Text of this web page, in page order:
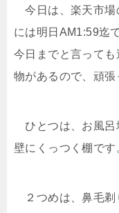
今日は、楽天市場
には明日AM1:59迄
今日までと言って
物があるので、頑張
ひとつは、お風呂
壁にくっつく棚です
２つめは、鼻毛剃